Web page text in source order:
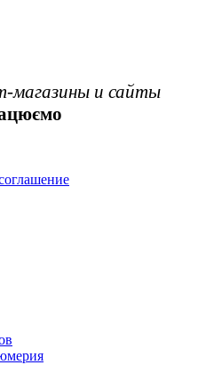
магазины и сайты